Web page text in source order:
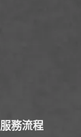
服務流程